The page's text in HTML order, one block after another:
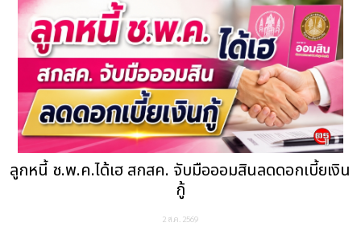
ลูกหนี้ ช.พ.ค.ได้เฮ สกสค. จับมือออมสินลดดอกเบี้ยเงิน
กู้
2 ส.ค. 2569